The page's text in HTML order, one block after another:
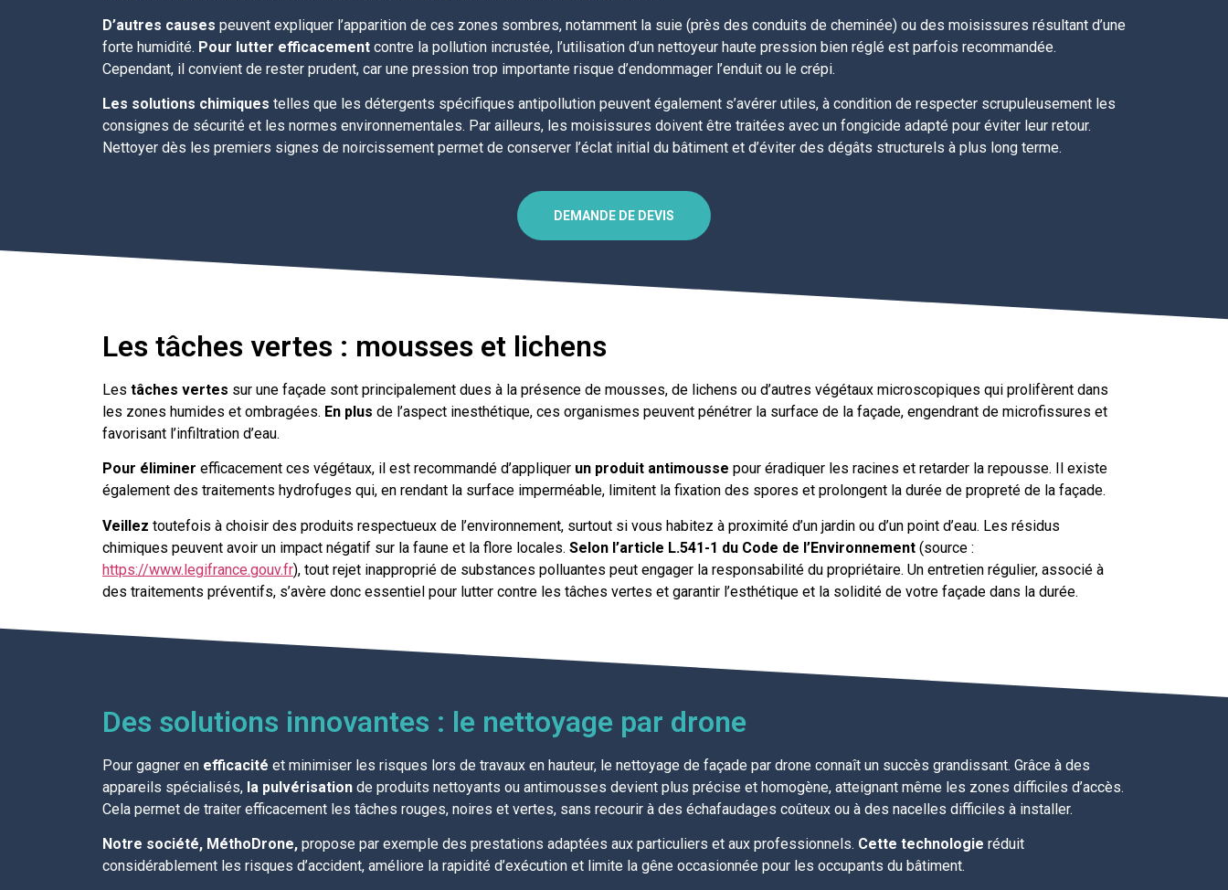
D’autres causes peuvent expliquer l’apparition de ces zones sombres, notamment la suie (près des conduits de cheminée) ou des moisissures résultant d’une
forte humidité. Pour lutter efficacement contre la pollution incrustée, l’utilisation d’un nettoyeur haute pression bien réglé est parfois recommandée.
Cependant, il convient de rester prudent, car une pression trop importante risque d’endommager l’enduit ou le crépi.
Les solutions chimiques telles que les détergents spécifiques antipollution peuvent également s’avérer utiles, à condition de respecter scrupuleusement les
consignes de sécurité et les normes environnementales. Par ailleurs, les moisissures doivent être traitées avec un fongicide adapté pour éviter leur retour.
Nettoyer dès les premiers signes de noircissement permet de conserver l’éclat initial du bâtiment et d’éviter des dégâts structurels à plus long terme.
DEMANDE DE DEVIS
Les tâches vertes : mousses et lichens
Les tâches vertes sur une façade sont principalement dues à la présence de mousses, de lichens ou d’autres végétaux microscopiques qui prolifèrent dans
les zones humides et ombragées. En plus de l’aspect inesthétique, ces organismes peuvent pénétrer la surface de la façade, engendrant de microfissures et
favorisant l’infiltration d’eau.
Pour éliminer efficacement ces végétaux, il est recommandé d’appliquer un produit antimousse pour éradiquer les racines et retarder la repousse. Il existe
également des traitements hydrofuges qui, en rendant la surface imperméable, limitent la fixation des spores et prolongent la durée de propreté de la façade.
Veillez toutefois à choisir des produits respectueux de l’environnement, surtout si vous habitez à proximité d’un jardin ou d’un point d’eau. Les résidus
chimiques peuvent avoir un impact négatif sur la faune et la flore locales. Selon l’article L.541-1 du Code de l’Environnement (source :
https://www.legifrance.gouv.fr), tout rejet inapproprié de substances polluantes peut engager la responsabilité du propriétaire. Un entretien régulier, associé à
des traitements préventifs, s’avère donc essentiel pour lutter contre les tâches vertes et garantir l’esthétique et la solidité de votre façade dans la durée.
Des solutions innovantes : le nettoyage par drone
Pour gagner en efficacité et minimiser les risques lors de travaux en hauteur, le nettoyage de façade par drone connaît un succès grandissant. Grâce à des
appareils spécialisés, la pulvérisation de produits nettoyants ou antimousses devient plus précise et homogène, atteignant même les zones difficiles d’accès.
Cela permet de traiter efficacement les tâches rouges, noires et vertes, sans recourir à des échafaudages coûteux ou à des nacelles difficiles à installer.
Notre société, MéthoDrone, propose par exemple des prestations adaptées aux particuliers et aux professionnels. Cette technologie réduit
considérablement les risques d’accident, améliore la rapidité d’exécution et limite la gêne occasionnée pour les occupants du bâtiment.